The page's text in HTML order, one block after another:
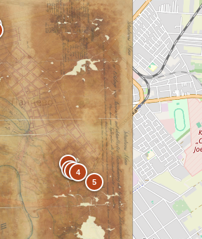
1
23 4
5